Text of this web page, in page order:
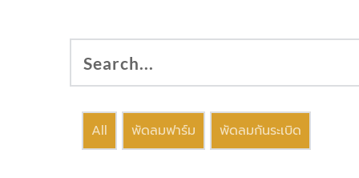
All พัดลมฟาร์ม พัดลมกันระเบิด